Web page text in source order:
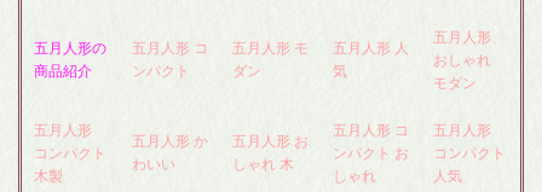
五月人形の
商品紹介
五月人形 コ
ンパクト
五月人形 モ
ダン
五月人形 人
気
五月人形
おしゃれ
モダン
五月人形
コンパクト
木製
五月人形 か
わいい
五月人形 お
しゃれ 木
五月人形 コ
ンパクト お
しゃれ
五月人形
コンパクト
人気